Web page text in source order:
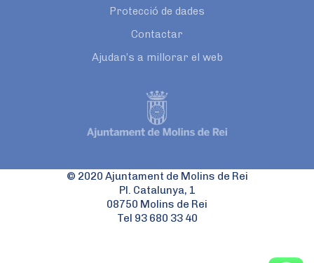
Protecció de dades
Contactar
Ajudan’s a millorar el web
© 2020 Ajuntament de Molins de Rei
Pl. Catalunya, 1
08750 Molins de Rei
Tel 93 680 33 40